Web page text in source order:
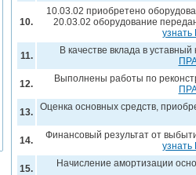
10.
10.03.02 приобретено
20.03.02 оборудование
11. В качестве вклада в
12. Выполнены работы по
13. Оценка основных средств,
14.
Финансовый результат от
15. Начисление амортизации